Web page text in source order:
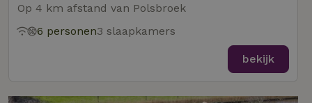
Op 4 km afstand van Polsbroek
6 personen3 slaapkamers
bekijk